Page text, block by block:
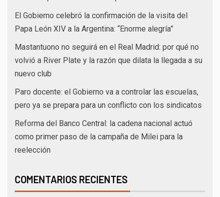
El Gobierno celebró la confirmación de la visita del
Papa León XIV a la Argentina: “Enorme alegría”
Mastantuono no seguirá en el Real Madrid: por qué no
volvió a River Plate y la razón que dilata la llegada a su
nuevo club
Paro docente: el Gobierno va a controlar las escuelas,
pero ya se prepara para un conflicto con los sindicatos
Reforma del Banco Central: la cadena nacional actuó
como primer paso de la campaña de Milei para la
reelección
COMENTARIOS RECIENTES